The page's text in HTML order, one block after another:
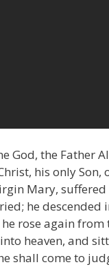
God, the Father
his only
Mary,
he descended
rose again from
heaven, and
shall come to